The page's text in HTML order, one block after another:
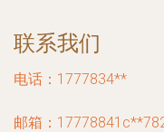
联系我们
电话：1777834**
邮箱：17778841c**